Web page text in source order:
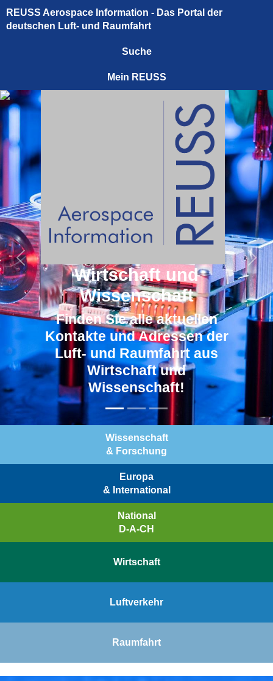
REUSS Aerospace Information - Das Portal der
deutschen Luft- und Raumfahrt
Suche
Mein REUSS
Wirtschaft und
Wissenschaft
Finden Sie alle aktuellen
Kontakte und Adressen der
Luft- und Raumfahrt aus
Wirtschaft und
Wissenschaft!
Previous Next
Wissenschaft
& Forschung
Europa
& International
National
D-A-CH
Wirtschaft
Luftverkehr
Raumfahrt